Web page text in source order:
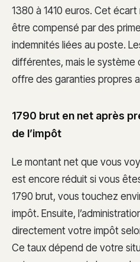
1380 à 1410 euros. Cet
être compensé par des
indemnités liées au poste.
différentes, mais le système
offre des garanties propres
1790 brut en net après
de l’impôt
Le montant net que vous
est encore réduit si vous
1790 brut, vous touchez
impôt. Ensuite,
directement votre impôt
Ce taux dépend de votre